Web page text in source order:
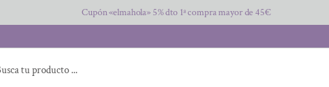
Cupón «elmahola» 5% dto 1ª compra mayor de 45€